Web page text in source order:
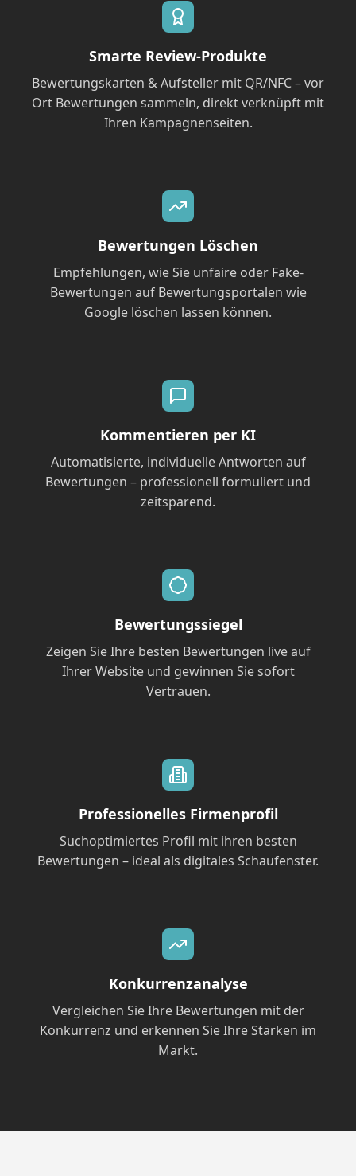
Smarte Review-Produkte
Bewertungskarten & Aufsteller mit QR/NFC – vor
Ort Bewertungen sammeln, direkt verknüpft mit
Ihren Kampagnenseiten.
Bewertungen Löschen
Empfehlungen, wie Sie unfaire oder Fake-
Bewertungen auf Bewertungsportalen wie
Google löschen lassen können.
Kommentieren per KI
Automatisierte, individuelle Antworten auf
Bewertungen – professionell formuliert und
zeitsparend.
Bewertungssiegel
Zeigen Sie Ihre besten Bewertungen live auf
Ihrer Website und gewinnen Sie sofort
Vertrauen.
Professionelles Firmenprofil
Suchoptimiertes Profil mit ihren besten
Bewertungen – ideal als digitales Schaufenster.
Konkurrenzanalyse
Vergleichen Sie Ihre Bewertungen mit der
Konkurrenz und erkennen Sie Ihre Stärken im
Markt.